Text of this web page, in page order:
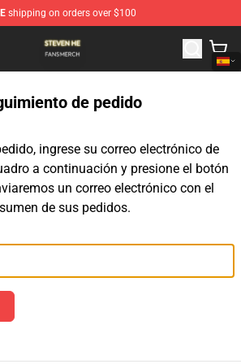
shipping on orders over $100
- Official Steven He Merchandise Store
de pedido
ingrese su correo electrónico de
a continuación y presione el botón
un correo electrónico con el
de sus pedidos.